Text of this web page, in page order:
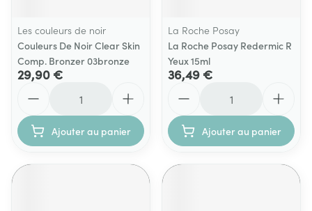
Les couleurs de noir
Couleurs De Noir Clear Skin
Comp. Bronzer 03bronze
29,90 €
Ajouter au panier
La Roche Posay
La Roche Posay Redermic R
Yeux 15ml
36,49 €
Ajouter au panier